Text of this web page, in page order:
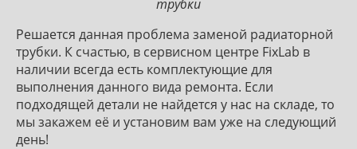
трубки
Решается данная проблема заменой радиаторной
трубки. К счастью, в сервисном центре FixLab в
наличии всегда есть комплектующие для
выполнения данного вида ремонта. Если
подходящей детали не найдется у нас на складе, то
мы закажем её и установим вам уже на следующий
день!